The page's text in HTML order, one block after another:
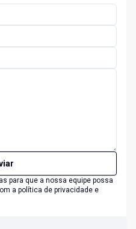
para que a nossa equipe possa
a política de privacidade e